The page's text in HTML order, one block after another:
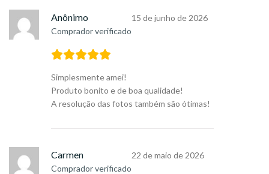
Anônimo
Comprador verificado
15 de junho de 2026
Simplesmente amei!
Produto bonito e de boa qualidade!
A resolução das fotos também são ótimas!
Carmen
Comprador verificado
22 de maio de 2026